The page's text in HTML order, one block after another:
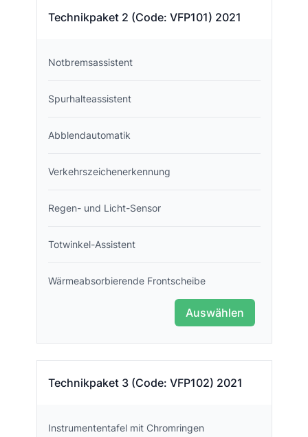
Technikpaket 2 (Code: VFP101) 2021
Notbremsassistent
Spurhalteassistent
Abblendautomatik
Verkehrszeichenerkennung
Regen- und Licht-Sensor
Totwinkel-Assistent
Wärmeabsorbierende Frontscheibe
Auswählen
Technikpaket 3 (Code: VFP102) 2021
Instrumententafel mit Chromringen